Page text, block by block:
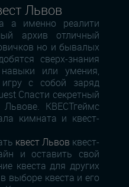
Львов
а именно реалити
архив отличный
но и бывалых
сверх-знания
или умения,
с собой заряд
Спасти секретный
КВЕСТгеймс
кимната и квест-
квест Львов квест-
и оставить свой
квеста для других
выборе квеста и его